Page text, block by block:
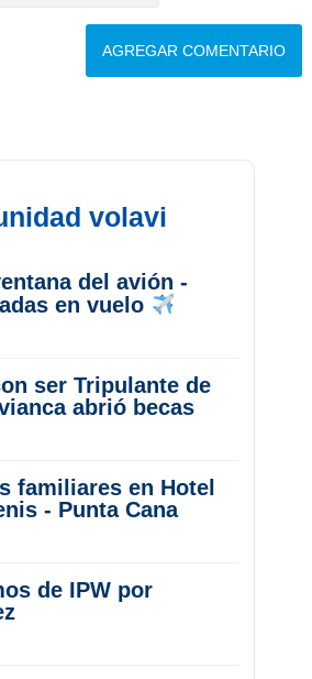
volavi
del avión -
en vuelo
ser Tripulante de
abrió becas
familiares en Hotel
- Punta Cana
de IPW por